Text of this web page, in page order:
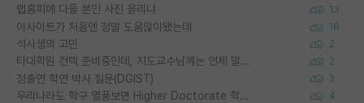
랩홈피에 다들 본인 사진 올리냐 13
이사이트가 처음엔 정말 도움많이됐는데 16
석사생의 고민 2
타대학원 컨텍 준비중인데, 지도교수님께는 언제 말씀드려야 할까요? 2
정출연 학연 박사 질문(DGIST) 2
우리나라도 학구 열풍보면 Higher Doctorate 학위가 필요하다고 봅니다. 4